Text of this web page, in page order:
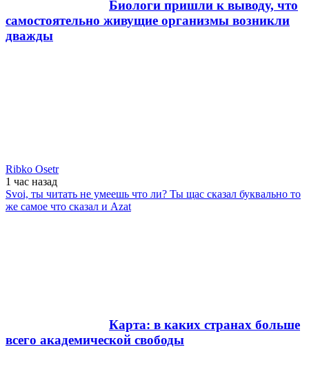
Биологи пришли к выводу, что
самостоятельно живущие организмы возникли
дважды
Ribko Osetr
1 час назад
Svoi, ты читать не умеешь что ли? Ты щас сказал буквально то
же самое что сказал и Azat
Карта: в каких странах больше
всего академической свободы